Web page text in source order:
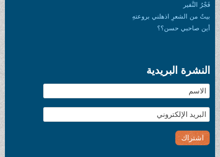
فَجْرُ النَّفير
بيتٌ من الشعرِ اذهلني بروعتهِ
أين صاحبي حسن؟؟
النشرة البريدية